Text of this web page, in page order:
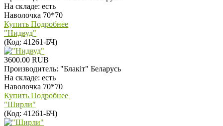
На складе: есть
Наволочка 70*70
Купить Подробнее
"Нидвуд"
(Код: 41261-БЧ)
3600.00 RUB
Производитель: "Блакiт" Беларусь
На складе: есть
Наволочка 70*70
Купить Подробнее
"Ширли"
(Код: 41261-БЧ)